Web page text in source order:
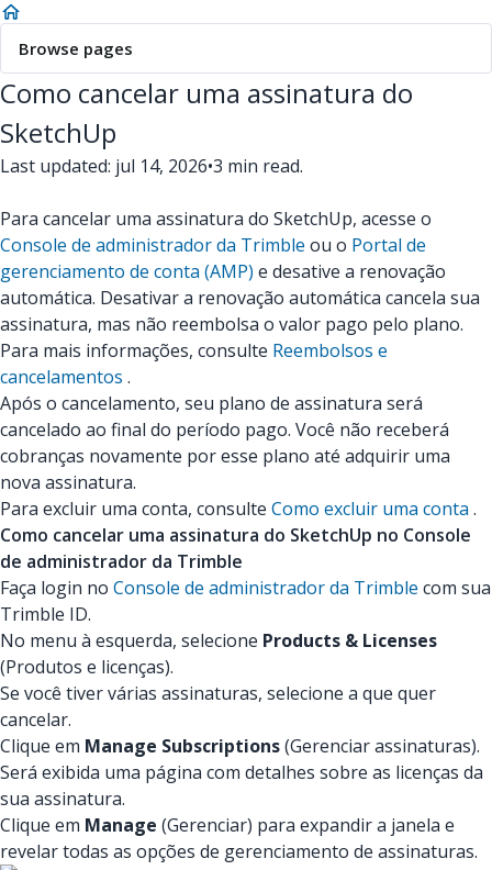
Browse pages
Como cancelar uma assinatura do
SketchUp
Last updated: jul 14, 2026•3 min read.
Para cancelar uma assinatura do SketchUp, acesse o
Console de administrador da Trimble ou o Portal de
gerenciamento de conta (AMP) e desative a renovação
automática. Desativar a renovação automática cancela sua
assinatura, mas não reembolsa o valor pago pelo plano.
Para mais informações, consulte Reembolsos e
cancelamentos .
Após o cancelamento, seu plano de assinatura será
cancelado ao final do período pago. Você não receberá
cobranças novamente por esse plano até adquirir uma
nova assinatura.
Para excluir uma conta, consulte Como excluir uma conta .
Como cancelar uma assinatura do SketchUp no Console
de administrador da Trimble
Faça login no Console de administrador da Trimble com sua
Trimble ID.
No menu à esquerda, selecione Products & Licenses
(Produtos e licenças).
Se você tiver várias assinaturas, selecione a que quer
cancelar.
Clique em Manage Subscriptions(Gerenciar assinaturas).
Será exibida uma página com detalhes sobre as licenças da
sua assinatura.
Clique em Manage (Gerenciar) para expandir a janela e
revelar todas as opções de gerenciamento de assinaturas.